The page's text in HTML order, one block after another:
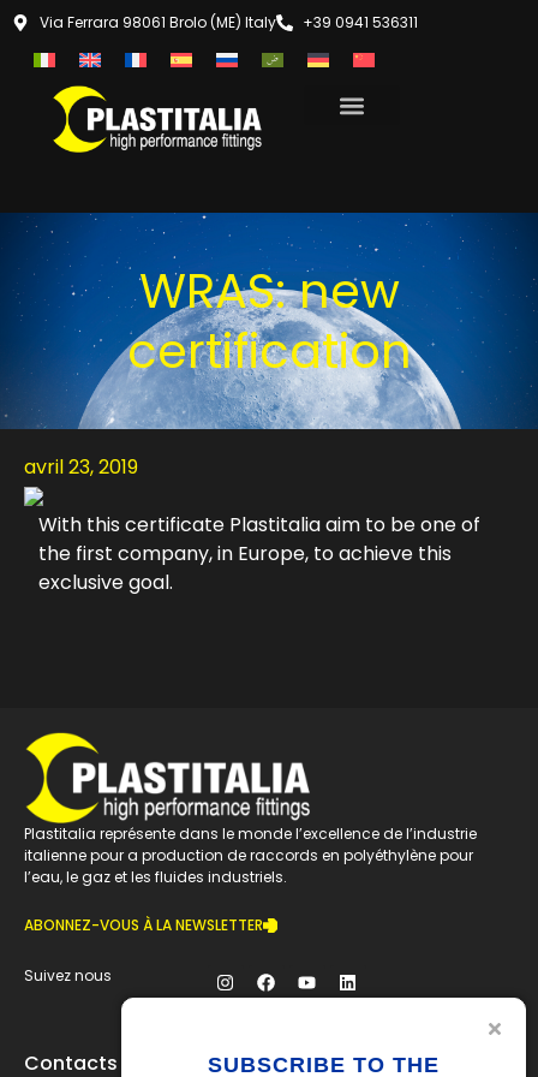
SUBSCRIBE TO THE
Via Ferrara 98061 Brolo (ME) Italy +39 0941 536311
WRAS: new
certification
avril 23, 2019
With this certificate Plastitalia aim to be one of
the first company, in Europe, to achieve this
exclusive goal.
Plastitalia représente dans le monde l’excellence de l’industrie
italienne pour a production de raccords en polyéthylène pour
l’eau, le gaz et les fluides industriels.
ABONNEZ-VOUS À LA NEWSLETTER
Suivez nous
Contacts